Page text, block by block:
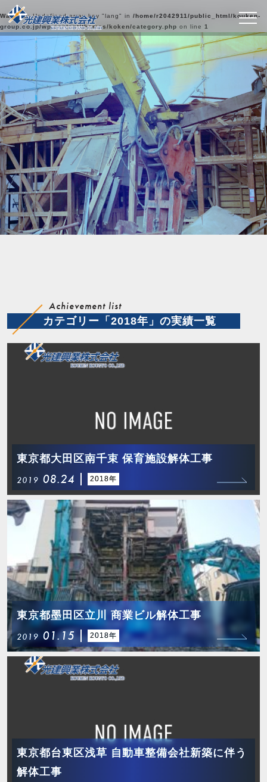
Warning: Undefined array key "lang" in /home/r2042911/public_html/kouken-
group.co.jp/wp-content/themes/koken/category.php on line 1
光建興業の実績
Achievement list
カテゴリー「2018年」の実績一覧
東京都大田区南千束 保育施設解体工事
2019 08.24 2018年
東京都墨田区立川 商業ビル解体工事
2019 01.15 2018年
東京都台東区浅草 自動車整備会社新築に伴う
解体工事